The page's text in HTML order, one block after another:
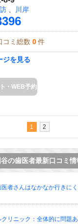
、 川岸
コミ総数 0 件
ジを見る
・WEB予約
1 2
谷の歯医者最新口コミ情
者さんはなかなか行きに
リニック：全体的に問題